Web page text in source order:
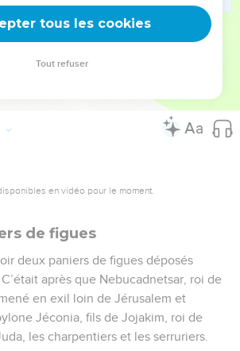
vous oublierai et je vous abandonnerai,
vous ai donnée, à vous et à vos
en vidéo pour le moment.
de figues
deux paniers de figues déposés
après que Nebucadnetsar, roi de
en exil loin de Jérusalem et
Jéconia, fils de Jojakim, roi de
les charpentiers et les serruriers.
tous les cookies
Tout refuser